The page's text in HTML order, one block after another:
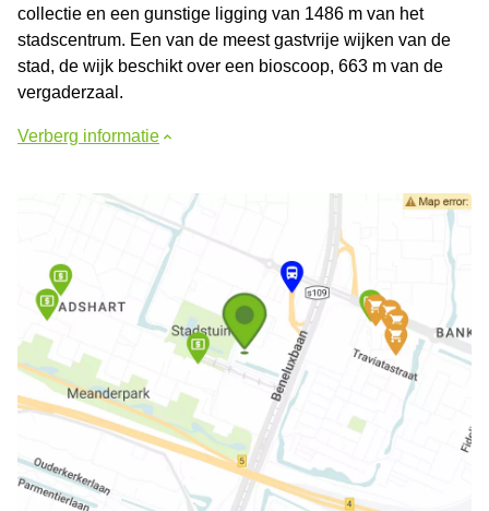
collectie en een gunstige ligging van 1486 m van het
stadscentrum. Een van de meest gastvrije wijken van de
stad, de wijk beschikt over een bioscoop, 663 m van de
vergaderzaal.
Verberg informatie